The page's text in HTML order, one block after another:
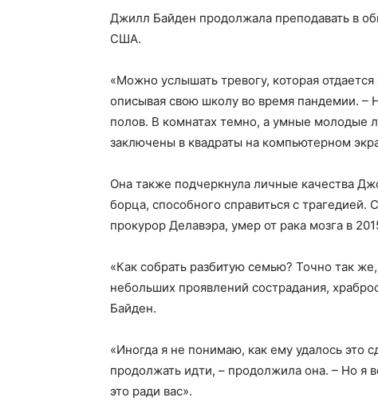
Джилл Байден продолжала преподавать в
США.
«Можно услышать тревогу, которая
описывая свою школу во время пандемии. –
полов. В комнатах темно, а умные молодые
заключены в квадраты на компьютерном
Она также подчеркнула личные качества
борца, способного справиться с
прокурор Делавэра, умер от рака мозга в
«Как собрать разбитую семью? Точно так
небольших проявлений сострадания,
Байден.
«Иногда я не понимаю, как ему удалось это
продолжать идти, – продолжила она. – Но я
это ради вас».